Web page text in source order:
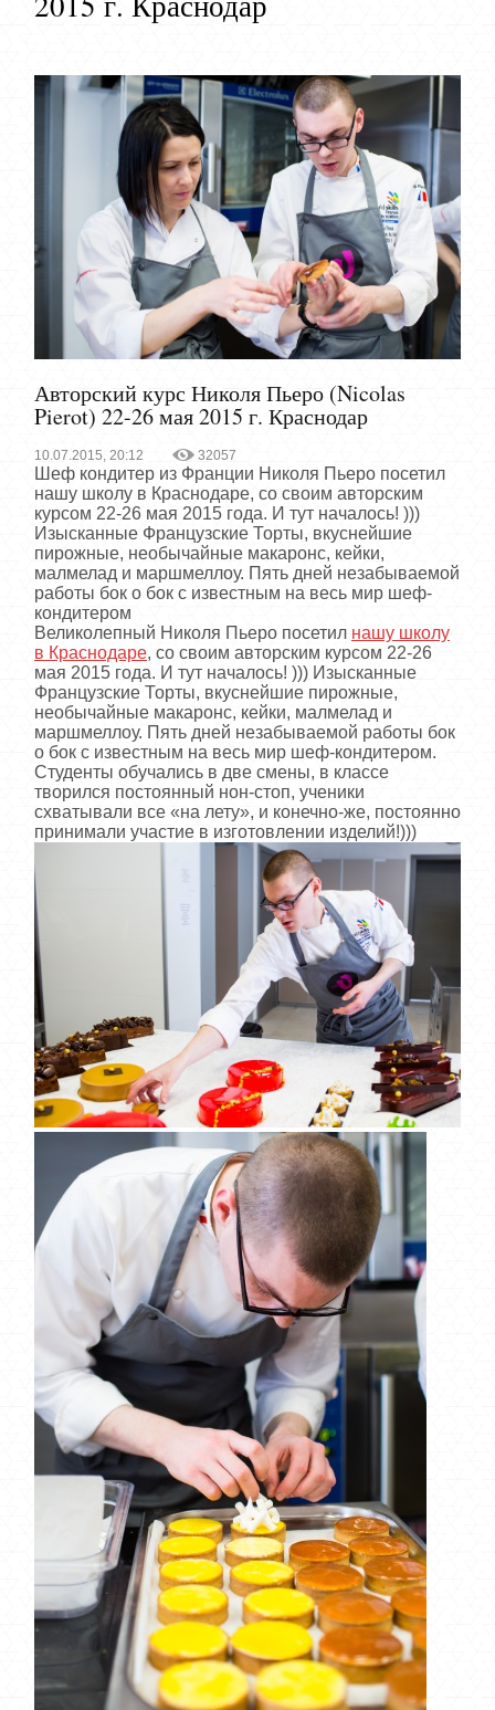
Авторский курс Николя Пьеро (Nicolas
Pierot) 22-26 мая 2015 г. Краснодар
10.07.2015, 20:12 32057
Шеф кондитер из Франции Николя Пьеро посетил
нашу школу в Краснодаре, со своим авторским
курсом 22-26 мая 2015 года. И тут началось! )))
Изысканные Французские Торты, вкуснейшие
пирожные, необычайные макаронс, кейки,
малмелад и маршмеллоу. Пять дней незабываемой
работы бок о бок с известным на весь мир шеф-
кондитером
Великолепный Николя Пьеро посетил нашу школу
в Краснодаре, со своим авторским курсом 22-26
мая 2015 года. И тут началось! ))) Изысканные
Французские Торты, вкуснейшие пирожные,
необычайные макаронс, кейки, малмелад и
маршмеллоу. Пять дней незабываемой работы бок
о бок с известным на весь мир шеф-кондитером.
Студенты обучались в две смены, в классе
творился постоянный нон-стоп, ученики
схватывали все «на лету», и конечно-же, постоянно
принимали участие в изготовлении изделий!)))